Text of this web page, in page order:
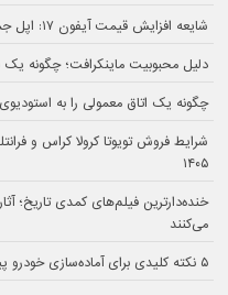
شایعه افزایش قیمت آیفون ۱۷: اپل جمعه تصمیم می‌گیرد!
دلیل محبوبیت ماینکرافت؛ چگونه
چگونه یک اتاق معمولی را به
شرایط فروش تویوتا کرولا کراس و
۱۴۰۵
خنده‌دارترین فیلم‌های کمدی تاریخ؛
می‌کنند
۵ نکته کلیدی برای آماده‌سازی خودرو پیش از سفرهای جاده‌ای در تابستان